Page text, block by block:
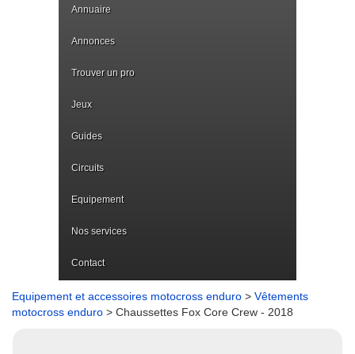
Annuaire
Annonces
Trouver un pro
Jeux
Guides
Circuits
Equipement
Nos services
Contact
Equipement et accessoires motocross enduro > Vêtements
motocross enduro > Chaussettes Fox Core Crew - 2018